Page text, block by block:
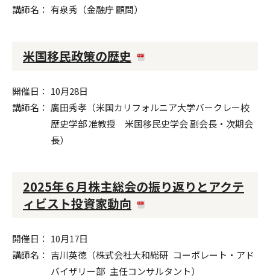
講師名
有泉秀（金融庁 顧問）
米国移民政策の歴史
開催日
10月28日
講師名
廣田秀孝（米国カリフォルニア大学バークレー校
歴史学部 准教授 米国移民史学会 副会長・次期会
長）
2025年６月株主総会の振り返りとアクテ
ィビスト投資家動向
開催日
10月17日
講師名
吉川英徳（株式会社大和総研 コーポレート・アド
バイザリー部 主任コンサルタント）